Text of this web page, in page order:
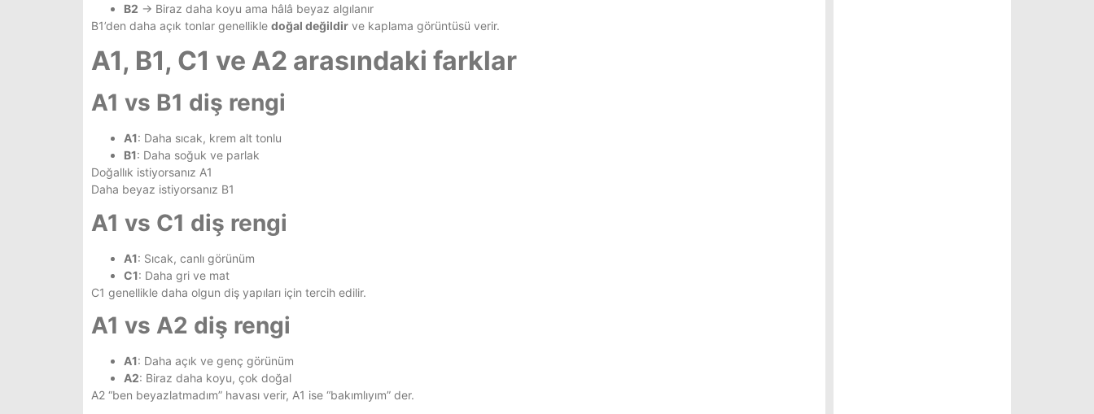
B2 → Biraz daha koyu ama hâlâ beyaz algılanır
B1’den daha açık tonlar genellikle doğal değildir ve kaplama görüntüsü verir.
A1, B1, C1 ve A2 arasındaki farklar
A1 vs B1 diş rengi
A1: Daha sıcak, krem alt tonlu
B1: Daha soğuk ve parlak
Doğallık istiyorsanız A1
Daha beyaz istiyorsanız B1
A1 vs C1 diş rengi
A1: Sıcak, canlı görünüm
C1: Daha gri ve mat
C1 genellikle daha olgun diş yapıları için tercih edilir.
A1 vs A2 diş rengi
A1: Daha açık ve genç görünüm
A2: Biraz daha koyu, çok doğal
A2 “ben beyazlatmadım” havası verir, A1 ise “bakımlıyım” der.